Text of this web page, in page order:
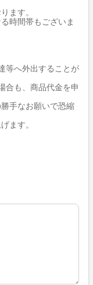
ます。
時間帯もございま
等へ外出することが
合も、商品代金を申
手なお願いで恐縮
ます。